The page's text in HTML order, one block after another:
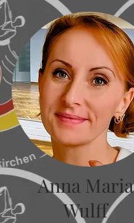
Anna Maria
Wulff